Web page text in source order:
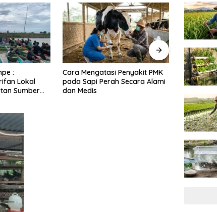
Penyakit PMK
Secara Alami
Dosis dan Cara Pemupukan
Tanaman Padi pada Fase
Vegetatif Aktif yang Tepat